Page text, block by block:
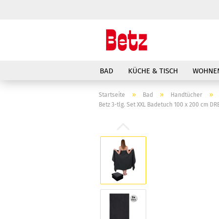
BAD KÜCHE & TISCH
Startseite » Bad » Handtücher »
Betz 3-tlg. Set XXL Badetuch 100 x 200 cm